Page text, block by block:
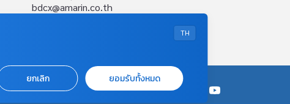
bdcx@amarin.co.th
OUR SOCIALS
TH
ยกเลิก ยอมรับทั้งหมด